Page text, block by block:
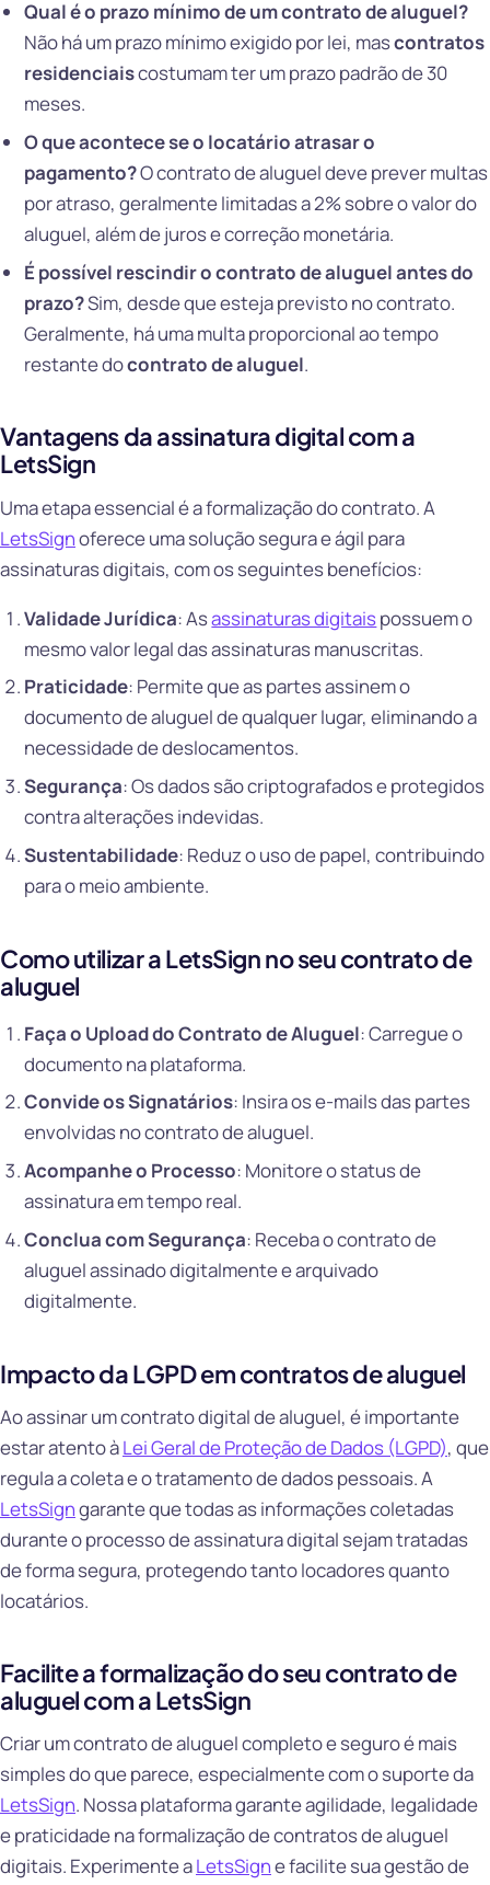
Qual é o prazo mínimo de um contrato de aluguel?
Não há um prazo mínimo exigido por lei, mascontratos
residenciaiscostumam ter um prazo padrão de 30
meses.
O que acontece se o locatário atrasar o
pagamento?O contrato de aluguel deve prever multas
por atraso, geralmente limitadas a 2% sobre o valor do
aluguel, além de juros e correção monetária.
É possível rescindir o contrato de aluguel antes do
prazo?Sim, desde que esteja previsto no contrato.
Geralmente, há uma multa proporcional ao tempo
restante docontrato de aluguel.
Vantagens da assinatura digital com a
LetsSign
Uma etapa essencial é a formalização do contrato. A
LetsSignoferece uma solução segura e ágil para
assinaturas digitais, com os seguintes benefícios:
Validade Jurídica: Asassinaturas digitaispossuem o
mesmo valor legal das assinaturas manuscritas.
Praticidade: Permite que as partes assinem o
documento de aluguel de qualquer lugar, eliminando a
necessidade de deslocamentos.
Segurança: Os dados são criptografados e protegidos
contra alterações indevidas.
Sustentabilidade: Reduz o uso de papel, contribuindo
para o meio ambiente.
Como utilizar a LetsSign no seu contrato de
aluguel
Faça o Upload do Contrato de Aluguel: Carregue o
documento na plataforma.
Convide os Signatários: Insira os e-mails das partes
envolvidas no contrato de aluguel.
Acompanhe o Processo: Monitore o status de
assinatura em tempo real.
Conclua com Segurança: Receba o contrato de
aluguel assinado digitalmente e arquivado
digitalmente.
Impacto da LGPD em contratos de aluguel
Ao assinar um contrato digital de aluguel, é importante
estar atento àLei Geral de Proteção de Dados (LGPD), que
regula a coleta e o tratamento de dados pessoais. A
LetsSigngarante que todas as informações coletadas
durante o processo de assinatura digital sejam tratadas
de forma segura, protegendo tanto locadores quanto
locatários.
Facilite a formalização do seu contrato de
aluguel com a LetsSign
Criar um contrato de aluguel completo e seguro é mais
simples do que parece, especialmente com o suporte da
LetsSign. Nossa plataforma garante agilidade, legalidade
e praticidade na formalização de contratos de aluguel
digitais. Experimente aLetsSigne facilite sua gestão de